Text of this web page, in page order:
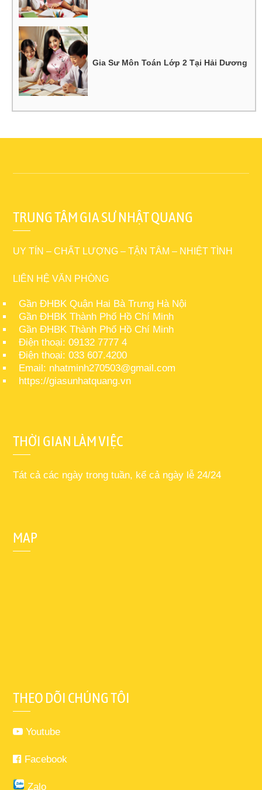
Gia Sư Môn Toán Lớp 2 Tại Hải Dương
TRUNG TÂM GIA SƯ NHẬT QUANG
UY TÍN – CHẤT LƯỢNG – TẬN TÂM – NHIỆT TÌNH
LIÊN HỆ VĂN PHÒNG
Gần ĐHBK Quận Hai Bà Trưng Hà Nội
Gần ĐHBK Thành Phố Hồ Chí Minh
Gần ĐHBK Thành Phố Hồ Chí Minh
Điện thoại: 09132 7777 4
Điện thoại: 033 607.4200
Email: nhatminh270503@gmail.com
https://giasunhatquang.vn
THỜI GIAN LÀM VIỆC
Tát cả các ngày trong tuần, kể cả ngày lễ 24/24
MAP
THEO DÕI CHÚNG TÔI
Youtube
Facebook
Zalo